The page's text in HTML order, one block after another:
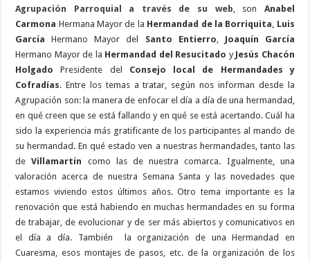
Agrupación Parroquial a través de su web, son Anabel
Carmona Hermana Mayor de la Hermandad de la Borriquita, Luis
García Hermano Mayor del Santo Entierro, Joaquín García
Hermano Mayor de la Hermandad del Resucitado y Jesús Chacón
Holgado Presidente del Consejo local de Hermandades y
Cofradías. Entre los temas a tratar, según nos informan desde la
Agrupación son: la manera de enfocar el día a día de una hermandad,
en qué creen que se está fallando y en qué se está acertando. Cuál ha
sido la experiencia más gratificante de los participantes al mando de
su hermandad. En qué estado ven a nuestras hermandades, tanto las
deVillamartín como las de nuestra comarca. Igualmente, una
valoración acerca de nuestra Semana Santa y las novedades que
estamos viviendo estos últimos años. Otro tema importante es la
renovación que está habiendo en muchas hermandades en su forma
de trabajar, de evolucionar y de ser más abiertos y comunicativos en
el día a día. También la organización de una Hermandad en
Cuaresma, esos montajes de pasos, etc. de la organización de los